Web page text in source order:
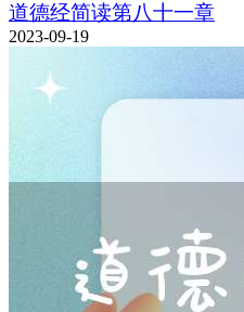
道德经简读第八十一章
2023-09-19